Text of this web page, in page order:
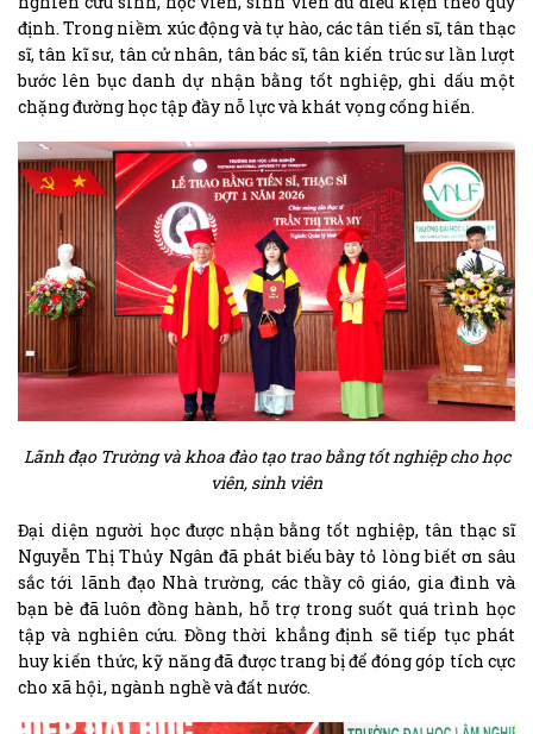
định. Trong niềm xúc động và tự hào, các tân tiến sĩ, tân thạc
sĩ, tân kĩ sư, tân cử nhân, tân bác sĩ, tân kiến trúc sư lần lượt
bước lên bục danh dự nhận bằng tốt nghiệp, ghi dấu một
chặng đường học tập đầy nỗ lực và khát vọng cống hiến.
Lãnh đạo Trường và khoa đào tạo trao bằng tốt nghiệp cho học
viên, sinh viên
Đại diện người học được nhận bằng tốt nghiệp, tân thạc sĩ
Nguyễn Thị Thủy Ngân đã phát biểu bày tỏ lòng biết ơn sâu
sắc tới lãnh đạo Nhà trường, các thầy cô giáo, gia đình và
bạn bè đã luôn đồng hành, hỗ trợ trong suốt quá trình học
tập và nghiên cứu. Đồng thời khẳng định sẽ tiếp tục phát
huy kiến thức, kỹ năng đã được trang bị để đóng góp tích cực
cho xã hội, ngành nghề và đất nước.